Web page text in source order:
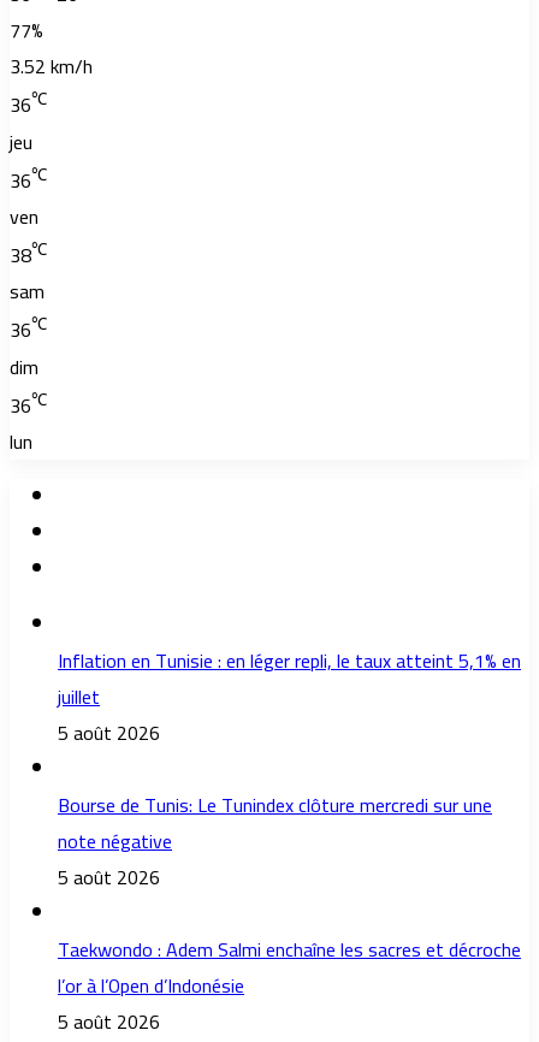
77%
3.52 km/h
36℃
jeu
36℃
ven
38℃
sam
36℃
dim
36℃
lun
Inflation en Tunisie : en léger repli, le taux atteint 5,1% en
juillet
5 août 2026
Bourse de Tunis: Le Tunindex clôture mercredi sur une
note négative
5 août 2026
Taekwondo : Adem Salmi enchaîne les sacres et décroche
l’or à l’Open d’Indonésie
5 août 2026